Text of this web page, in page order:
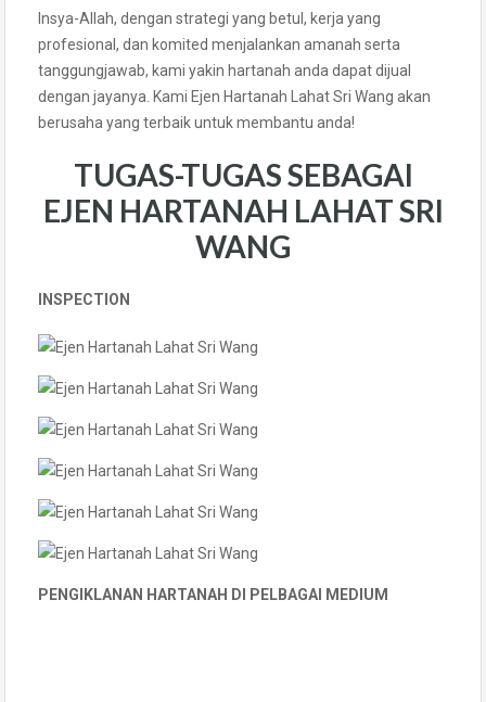
Insya-Allah, dengan strategi yang betul, kerja yang
profesional, dan komited menjalankan amanah serta
tanggungjawab, kami yakin hartanah anda dapat dijual
dengan jayanya. Kami Ejen Hartanah Lahat Sri Wang akan
berusaha yang terbaik untuk membantu anda!
TUGAS-TUGAS SEBAGAI
EJEN HARTANAH LAHAT SRI
WANG
INSPECTION
PENGIKLANAN HARTANAH DI PELBAGAI MEDIUM